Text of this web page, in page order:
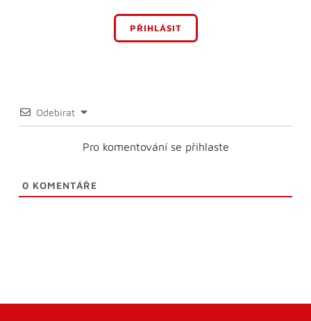
PŘIHLÁSIT
Odebírat
Pro komentování se přihlaste
0 KOMENTÁŘE